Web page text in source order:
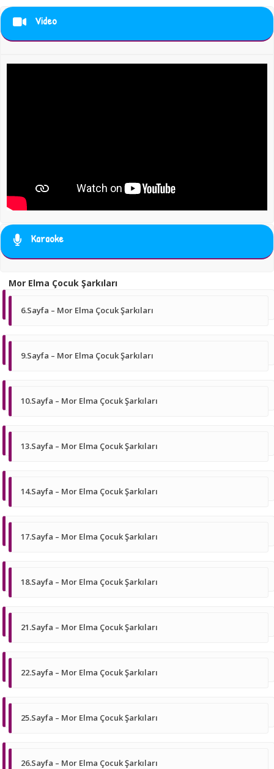
Video
Karaoke
Mor Elma Çocuk Şarkıları
6.Sayfa – Mor Elma Çocuk Şarkıları
9.Sayfa – Mor Elma Çocuk Şarkıları
10.Sayfa – Mor Elma Çocuk Şarkıları
13.Sayfa – Mor Elma Çocuk Şarkıları
14.Sayfa – Mor Elma Çocuk Şarkıları
17.Sayfa – Mor Elma Çocuk Şarkıları
18.Sayfa – Mor Elma Çocuk Şarkıları
21.Sayfa – Mor Elma Çocuk Şarkıları
22.Sayfa – Mor Elma Çocuk Şarkıları
25.Sayfa – Mor Elma Çocuk Şarkıları
26.Sayfa – Mor Elma Çocuk Şarkıları